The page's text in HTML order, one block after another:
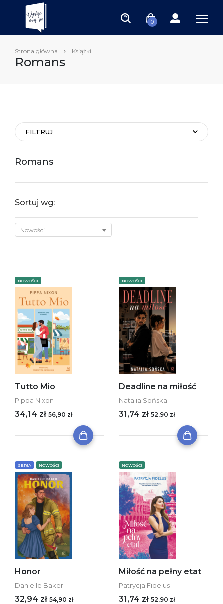
0
Strona główna Książki
Romans
FILTRUJ
Romans
Sortuj wg:
Nowości
NOWOŚCI
Tutto Mio
Pippa Nixon
34,14 zł 56,90 zł
NOWOŚCI
Deadline na miłość
Natalia Sońska
31,74 zł 52,90 zł
SERIA NOWOŚCI
Honor
Danielle Baker
32,94 zł 54,90 zł
NOWOŚCI
Miłość na pełny etat
Patrycja Fidelus
31,74 zł 52,90 zł